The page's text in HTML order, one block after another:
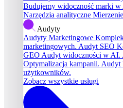
Budujemy widoczność marki
Narzędzia analityczne
Audyty
Audyty Marketingowe
marketingowych. Audyt SEO
GEO Audyt widoczności w AI.
Optymalizacja kampanii. Audyt
użytkowników.
Zobacz wszystkie usługi